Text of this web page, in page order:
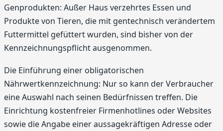
Genprodukten: Außer Haus verzehrtes Essen und
Produkte von Tieren, die mit gentechnisch verändertem
Futtermittel gefüttert wurden, sind bisher von der
Kennzeichnungspflicht ausgenommen.
Die Einführung einer obligatorischen
Nährwertkennzeichnung: Nur so kann der Verbraucher
eine Auswahl nach seinen Bedürfnissen treffen. Die
Einrichtung kostenfreier Firmenhotlines oder Websites
sowie die Angabe einer aussagekräftigen Adresse oder